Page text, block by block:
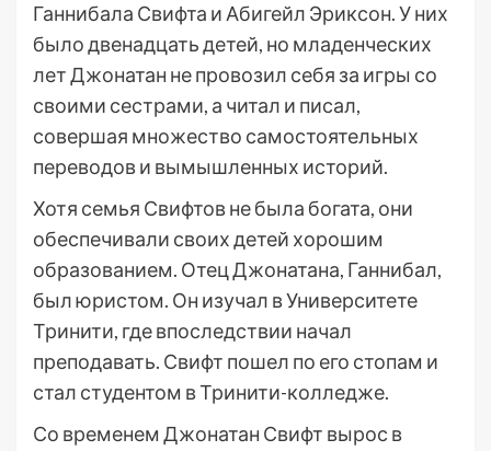
Ганнибала Свифта и Абигейл Эриксон. У них
было двенадцать детей, но младенческих
лет Джонатан не провозил себя за игры со
своими сестрами, а читал и писал,
совершая множество самостоятельных
переводов и вымышленных историй.
Хотя семья Свифтов не была богата, они
обеспечивали своих детей хорошим
образованием. Отец Джонатана, Ганнибал,
был юристом. Он изучал в Университете
Тринити, где впоследствии начал
преподавать. Свифт пошел по его стопам и
стал студентом в Тринити-колледже.
Со временем Джонатан Свифт вырос в